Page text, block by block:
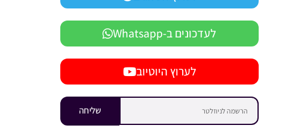
לעדכונים ב-Whatsapp
לערוץ היוטיוב
שליחה